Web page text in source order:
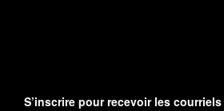
S’inscrire pour recevoir les